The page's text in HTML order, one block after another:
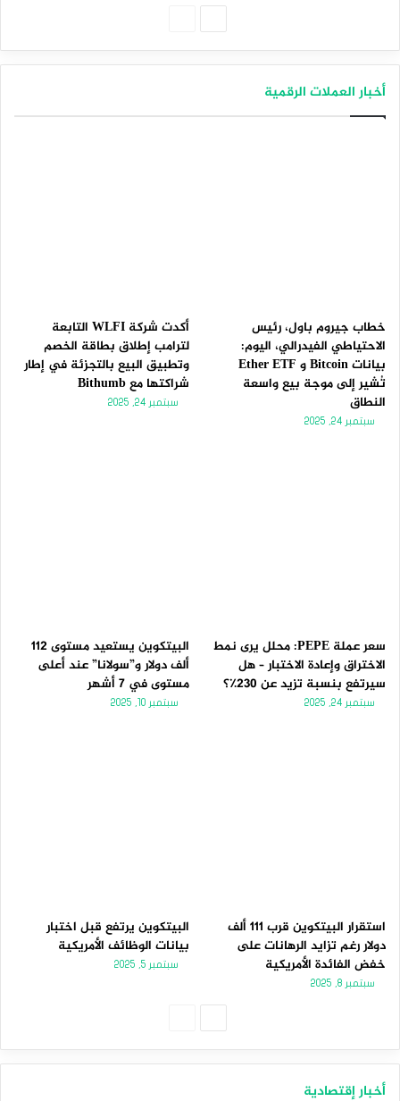
أخبار العملات الرقمية
خطاب جيروم باول، رئيس
الاحتياطي الفيدرالي، اليوم:
بيانات Bitcoin و Ether ETF
تُشير إلى موجة بيع واسعة
النطاق
سبتمبر 24, 2025
أكدت شركة WLFI التابعة
لترامب إطلاق بطاقة الخصم
وتطبيق البيع بالتجزئة في إطار
شراكتها مع Bithumb
سبتمبر 24, 2025
سعر عملة PEPE: محلل يرى نمط
الاختراق وإعادة الاختبار – هل
سيرتفع بنسبة تزيد عن 230٪؟
سبتمبر 24, 2025
البيتكوين يستعيد مستوى 112
ألف دولار و”سولانا” عند أعلى
مستوى في 7 أشهر
سبتمبر 10, 2025
استقرار البيتكوين قرب 111 ألف
دولار رغم تزايد الرهانات على
خفض الفائدة الأمريكية
سبتمبر 8, 2025
البيتكوين يرتفع قبل اختبار
بيانات الوظائف الأمريكية
سبتمبر 5, 2025
أخبار إقتصادية